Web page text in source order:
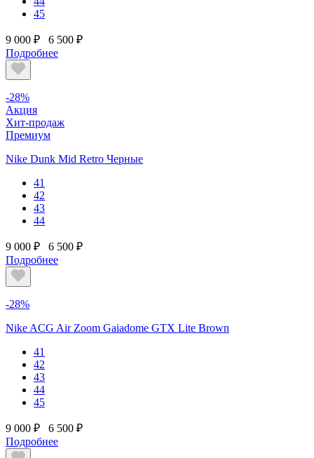
45
9 000 ₽
6 500 ₽
Подробнее
-28%
Акция
Хит-продаж
Премиум
Nike Dunk Mid Retro Черные
41
42
43
44
9 000 ₽
6 500 ₽
Подробнее
-28%
Nike ACG Air Zoom Gaiadome GTX Lite Brown
41
42
43
44
45
9 000 ₽
6 500 ₽
Подробнее